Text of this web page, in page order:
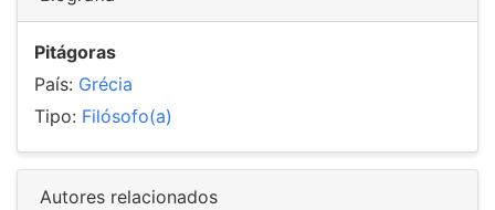
Pitágoras
País: Grécia
Tipo: Filósofo(a)
Autores relacionados